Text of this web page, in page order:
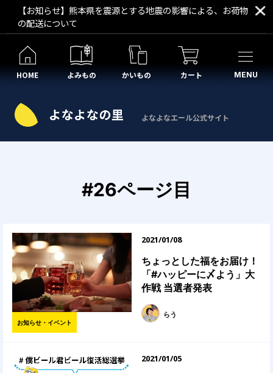
【お知らせ】熊本県を震源とする地震の影響による、お荷物
の配送について
HOME よみもの かいもの カート MENU
よなよなエール公式サイト
#26ページ目
お知らせ・イベント
2021/01/08
ちょっとした福をお届け！
「#ハッピーに〆よう」大
作戦 当選者発表
らう
2021/01/05